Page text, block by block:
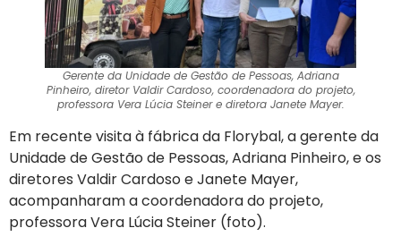
Gerente da Unidade de Gestão de Pessoas, Adriana
Pinheiro, diretor Valdir Cardoso, coordenadora do projeto,
professora Vera Lúcia Steiner e diretora Janete Mayer.
Em recente visita à fábrica da Florybal, a gerente da
Unidade de Gestão de Pessoas, Adriana Pinheiro, e os
diretores Valdir Cardoso e Janete Mayer,
acompanharam a coordenadora do projeto,
professora Vera Lúcia Steiner (foto).